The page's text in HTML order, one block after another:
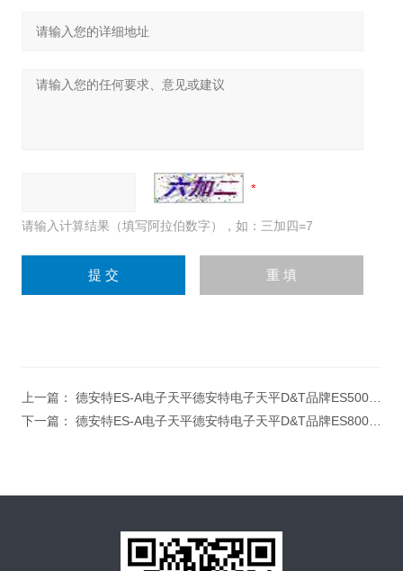
请输入计算结果（填写阿拉伯数字），如：三加四=7
上一篇： 德安特ES-A电子天平德安特电子天平D&T品牌ES500千分之一天平500g/0.001g分析天平
下一篇： 德安特ES-A电子天平德安特电子天平D&T品牌ES800千分之一天平800g/0.001g分析天平